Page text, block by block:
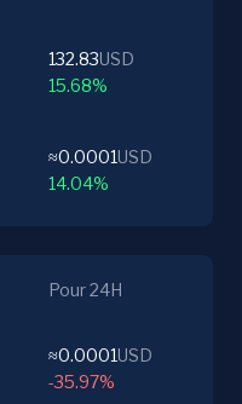
132.83USD
15.68%
≈0.0001USD
14.04%
Pour 24H
≈0.0001USD
-35.97%